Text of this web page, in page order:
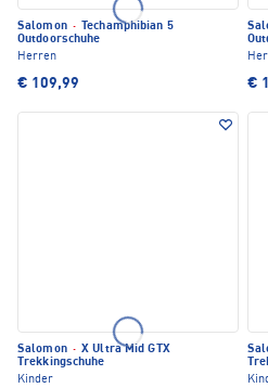
Salomon ·
Techamphibian 5
Outdoorschuhe
Herren
€ 109,99 €
Salomon · X Ultra Mid GTX
Trekkingschuhe
Kinder